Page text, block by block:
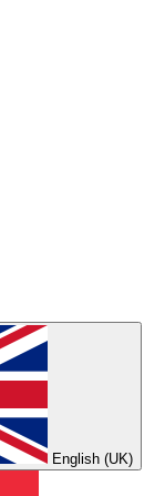
English (UK)